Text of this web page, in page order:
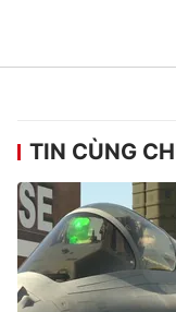
® Cấm sao chép dưới
thuận bằng văn bản.
thông tin từ website
TIN CÙNG